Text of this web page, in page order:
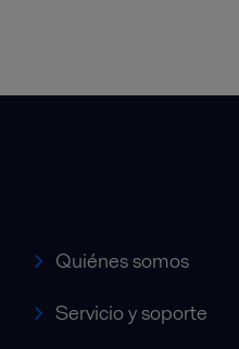
Quiénes somos
Servicio y soporte